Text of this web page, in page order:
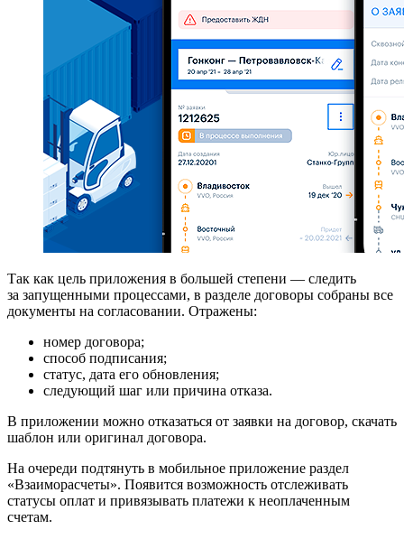
Так как цель приложения в большей степени — следить
за запущенными процессами, в разделе договоры собраны все
документы на согласовании. Отражены:
номер договора;
способ подписания;
статус, дата его обновления;
следующий шаг или причина отказа.
В приложении можно отказаться от заявки на договор, скачать
шаблон или оригинал договора.
На очереди подтянуть в мобильное приложение раздел
«Взаиморасчеты». Появится возможность отслеживать
статусы оплат и привязывать платежи к неоплаченным
счетам.